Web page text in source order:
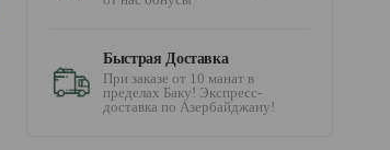
Быстрая Доставка
При заказе от 10 манат в
пределах Баку! Экспресс-
доставка по Азербайджану!